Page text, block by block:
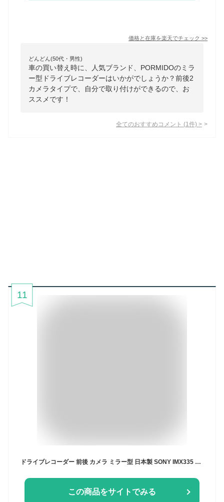
価格と在庫を楽天でチェック >>
どんどん(50代・男性)
車の買い替え時に、人気ブランド、PORMIDOのミラ
ー型ドライブレコーダーはいかがでしょうか？前後2
カメラタイプで、自分で取り付けができるので、お
ススメです！
全てのおすすめコメント (1 件) >
11
ドライブレコーダー 前後 カメラ ミラー型 日本製 SONY IMX335 センサー 4K HD 800万画素 12インチ 超広角 GPS搭載 ノイズ対策済 専用の右カメラ仕様 ループ録画 衝撃録画 常時録画 駐車監視 WDR 暗視 防水 簡単設置 交通事故 記録 あおり防止 デジタルミラー
この商品をサイトでみる